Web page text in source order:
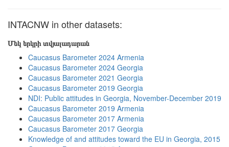
INTACNW in other datasets:
Մեկ երկրի տվյալադարան
Caucasus Barometer 2024 Armenia
Caucasus Barometer 2024 Georgia
Caucasus Barometer 2021 Georgia
Caucasus Barometer 2019 Georgia
NDI: Public attitudes in Georgia, November-December 2019
Caucasus Barometer 2019 Armenia
Caucasus Barometer 2017 Armenia
Caucasus Barometer 2017 Georgia
Knowledge of and attitudes toward the EU in Georgia, 2015